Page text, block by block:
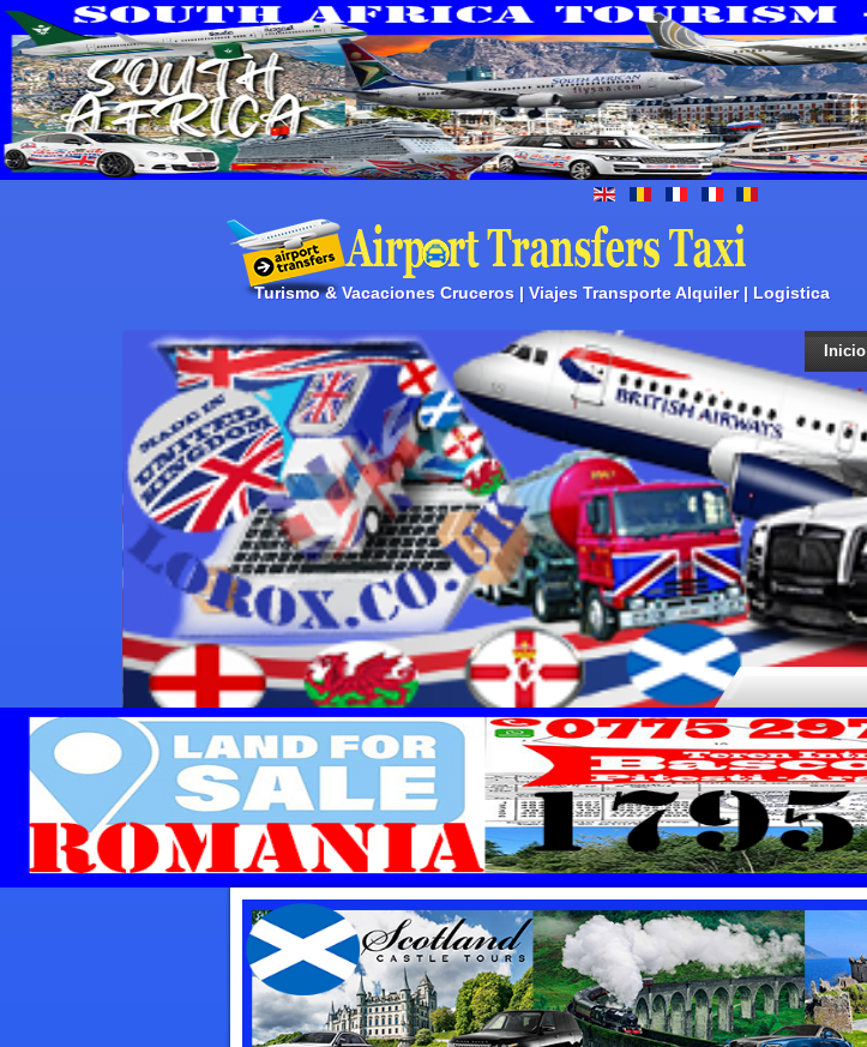
Turismo & Vacaciones Cruceros | Viajes Transporte Alquiler | Logistica
Inicio